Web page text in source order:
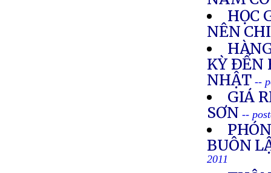
HỌC
NÊN
KỲ ÐẾN
NHẬT--
GIÁ
SƠN--
BUÔN
2011